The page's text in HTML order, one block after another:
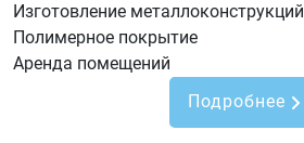
Изготовление металлоконструкций
Полимерное покрытие
Аренда помещений
Подробнее